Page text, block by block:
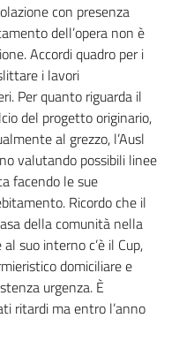
con presenza
dell’opera non è
Accordi quadro per i
i lavori
Per quanto riguarda il
del progetto originario,
al grezzo, l’Ausl
valutando possibili linee
facendo le sue
Ricordo che il
della comunità nella
suo interno c’è il Cup,
domiciliare e
urgenza. È
ritardi ma entro l’anno